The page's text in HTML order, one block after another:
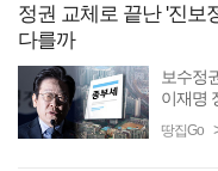
정권 교체로 끝난 '진
다를까
보수정
이재명 정
동산 세
땅집Go